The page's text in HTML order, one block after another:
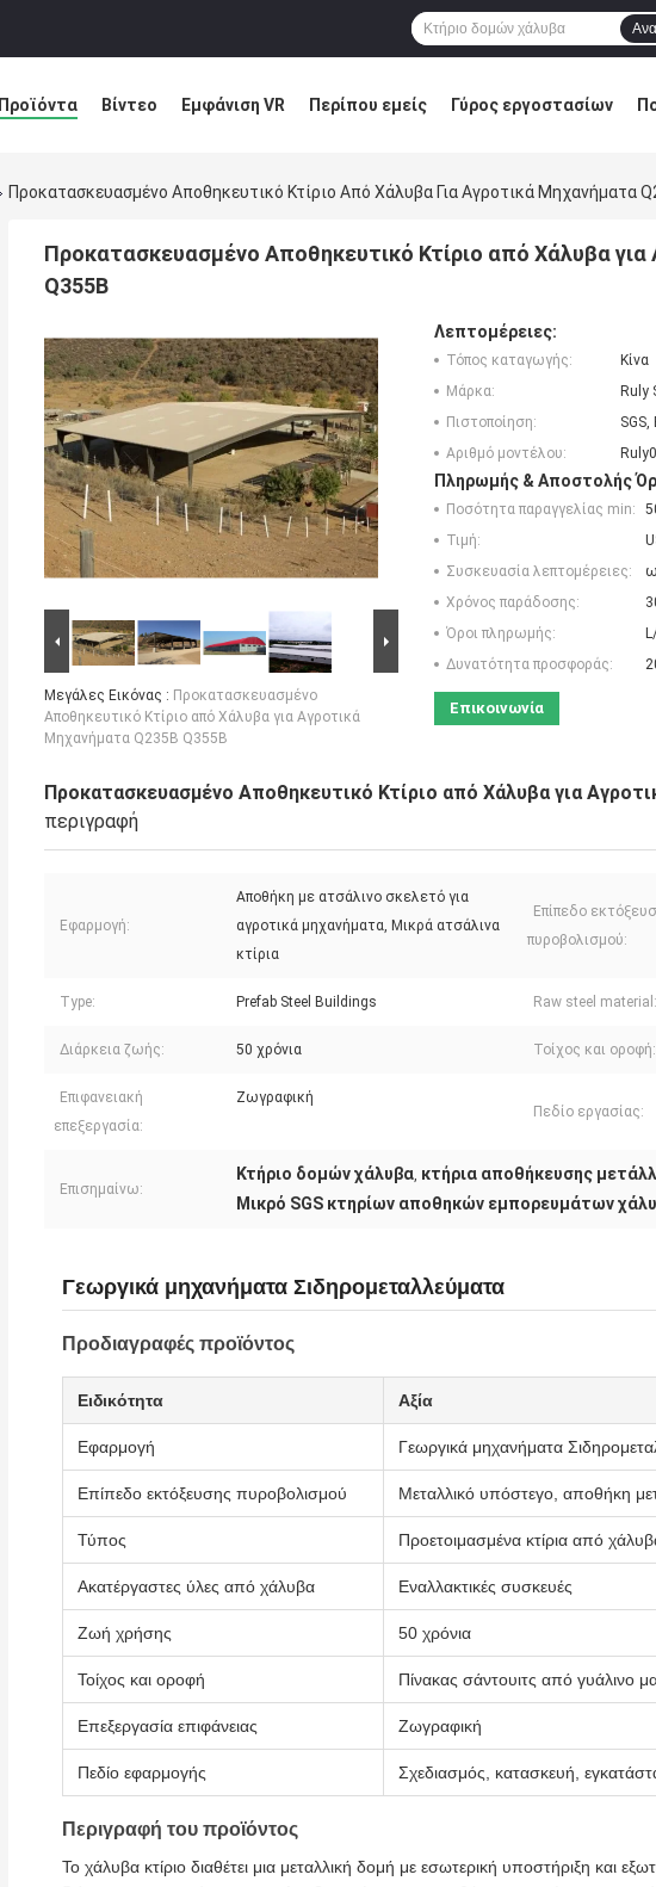
Προϊόντα Βίντεο Εμφάνιση VR Περίπου εμείς Γύρος εργοστασίων
Προκατασκευασμένο Αποθηκευτικό Κτίριο Από Χάλυβα Για Αγροτικά Μηχανήματα
Προκατασκευασμένο Αποθηκευτικό Κτίριο από Χάλυβα
Q355B
Μεγάλες Εικόνας : Προκατασκευασμένο
Αποθηκευτικό Κτίριο από Χάλυβα για Αγροτικά
Μηχανήματα Q235B Q355B
Λεπτομέρειες:
Τόπος καταγωγής:
Κίνα
Μάρκα:
Ruly
Πιστοποίηση:
SGS,
Αριθμό μοντέλου:
Πληρωμής & Αποστολής
Ποσότητα παραγγελίας min:
Τιμή:
Συσκευασία λεπτομέρειες:
Χρόνος παράδοσης:
Όροι πληρωμής:
Δυνατότητα προσφοράς:
Επικοινωνία
Προκατασκευασμένο Αποθηκευτικό Κτίριο από Χάλυβα για
περιγραφή
Εφαρμογή:
Αποθήκη με ατσάλινο σκελετό για
αγροτικά μηχανήματα, Μικρά ατσάλινα
κτίρια
Επίπεδο
πυροβολισμού:
Type: Prefab Steel Buildings Raw steel material:
Διάρκεια ζωής: 50 χρόνια Τοίχος και οροφή:
Επιφανειακή
επεξεργασία:
Ζωγραφική
Πεδίο εργασίας:
Επισημαίνω:
Κτήριο δομών χάλυβα, κτήρια αποθήκευσης
Μικρό SGS κτηρίων αποθηκών εμπορευμάτων
Γεωργικά μηχανήματα Σιδηρομεταλλεύματα
Προδιαγραφές προϊόντος
Ειδικότητα Αξία
Εφαρμογή Γεωργικά μηχανήματα
Επίπεδο εκτόξευσης πυροβολισμού Μεταλλικό υπόστεγο, αποθήκη
Τύπος Προετοιμασμένα κτίρια από
Ακατέργαστες ύλες από χάλυβα Εναλλακτικές συσκευές
Ζωή χρήσης 50 χρόνια
Τοίχος και οροφή Πίνακας σάντουιτς από γυάλινο
Επεξεργασία επιφάνειας Ζωγραφική
Πεδίο εφαρμογής Σχεδιασμός, κατασκευή,
Περιγραφή του προϊόντος
Το χάλυβα κτίριο διαθέτει μια μεταλλική δομή με εσωτερική υποστήριξη και